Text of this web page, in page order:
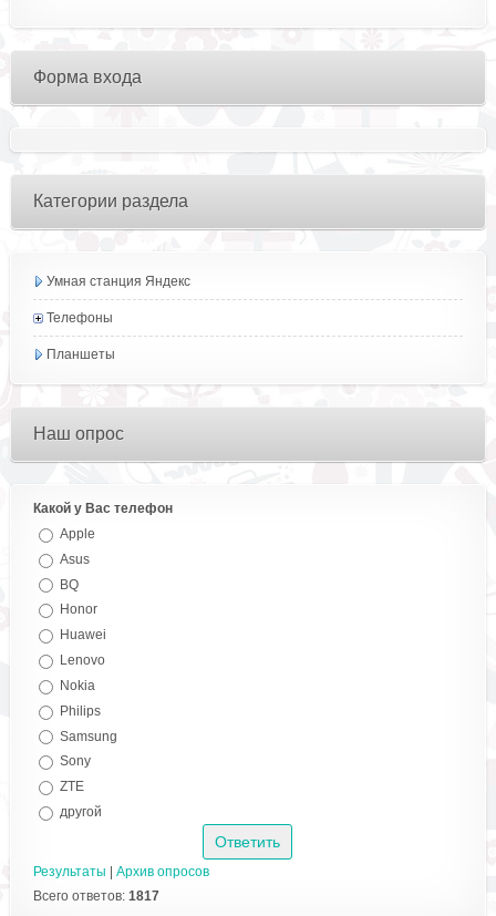
Форма входа
Категории раздела
Умная станция Яндекс
Телефоны
Планшеты
Наш опрос
Какой у Вас телефон
Apple
Asus
BQ
Honor
Huawei
Lenovo
Nokia
Philips
Samsung
Sony
ZTE
другой
Результаты
Архив опросов
Всего ответов: 1817